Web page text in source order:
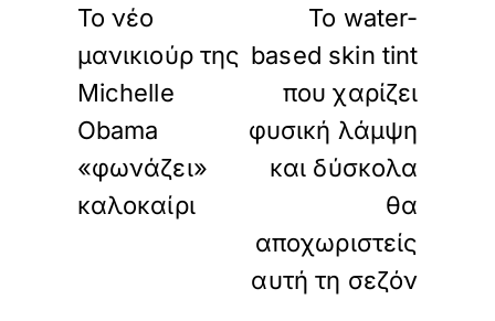
Το νέο
μανικιούρ της
Michelle
Obama
«φωνάζει»
καλοκαίρι
Το water-
based skin tint
που χαρίζει
φυσική λάμψη
και δύσκολα
θα
αποχωριστείς
αυτή τη σεζόν